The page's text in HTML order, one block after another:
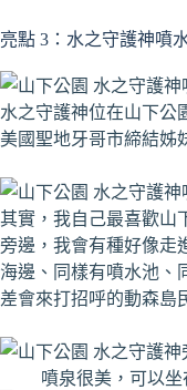
亮點 3：水之守護神噴
水之守護神位在山下公
美國聖地牙哥市締結姊
其實，我自己最喜歡山
旁邊，我會有種好像走
海邊、同樣有噴水池、
差會來打招呼的動森島
噴泉很美，可以